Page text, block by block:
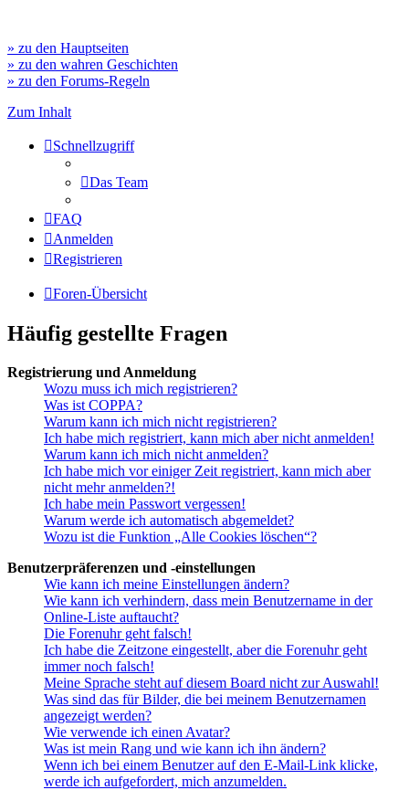
» zu den Hauptseiten
» zu den wahren Geschichten
» zu den Forums-Regeln
Zum Inhalt
Schnellzugriff
Das Team
FAQ
Anmelden
Registrieren
Foren-Übersicht
Häufig gestellte Fragen
Registrierung und Anmeldung
Wozu muss ich mich registrieren?
Was ist COPPA?
Warum kann ich mich nicht registrieren?
Ich habe mich registriert, kann mich aber nicht anmelden!
Warum kann ich mich nicht anmelden?
Ich habe mich vor einiger Zeit registriert, kann mich aber
nicht mehr anmelden?!
Ich habe mein Passwort vergessen!
Warum werde ich automatisch abgemeldet?
Wozu ist die Funktion „Alle Cookies löschen“?
Benutzerpräferenzen und -einstellungen
Wie kann ich meine Einstellungen ändern?
Wie kann ich verhindern, dass mein Benutzername in der
Online-Liste auftaucht?
Die Forenuhr geht falsch!
Ich habe die Zeitzone eingestellt, aber die Forenuhr geht
immer noch falsch!
Meine Sprache steht auf diesem Board nicht zur Auswahl!
Was sind das für Bilder, die bei meinem Benutzernamen
angezeigt werden?
Wie verwende ich einen Avatar?
Was ist mein Rang und wie kann ich ihn ändern?
Wenn ich bei einem Benutzer auf den E-Mail-Link klicke,
werde ich aufgefordert, mich anzumelden.